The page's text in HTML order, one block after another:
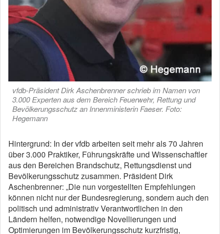
vfdb-Präsident Dirk Aschenbrenner schrieb im Namen von
3.000 Experten aus dem Bereich Feuerwehr, Rettung und
Bevölkerungsschutz an Innenministerin Faeser. Foto:
Hegemann
Hintergrund: In der vfdb arbeiten seit mehr als 70 Jahren
über 3.000 Praktiker, Führungskräfte und Wissenschaftler
aus den Bereichen Brandschutz, Rettungsdienst und
Bevölkerungsschutz zusammen. Präsident Dirk
Aschenbrenner: „Die nun vorgestellten Empfehlungen
können nicht nur der Bundesregierung, sondern auch den
politisch und administrativ Verantwortlichen in den
Ländern helfen, notwendige Novellierungen und
Optimierungen im Bevölkerungsschutz kurzfristig,